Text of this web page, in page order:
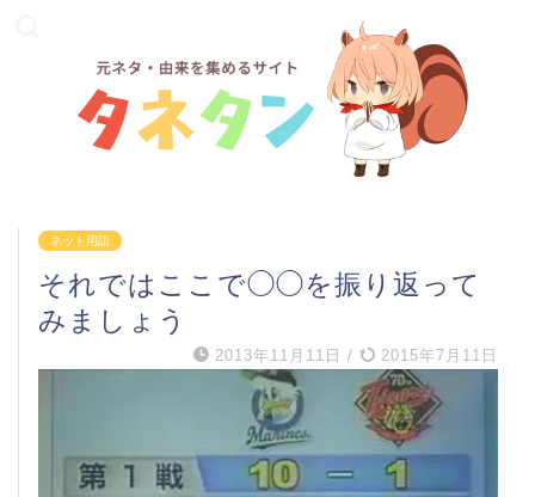
ネット用語
それではここで◯◯を振り返って
みましょう
2013年11月11日 / 2015年7月11日